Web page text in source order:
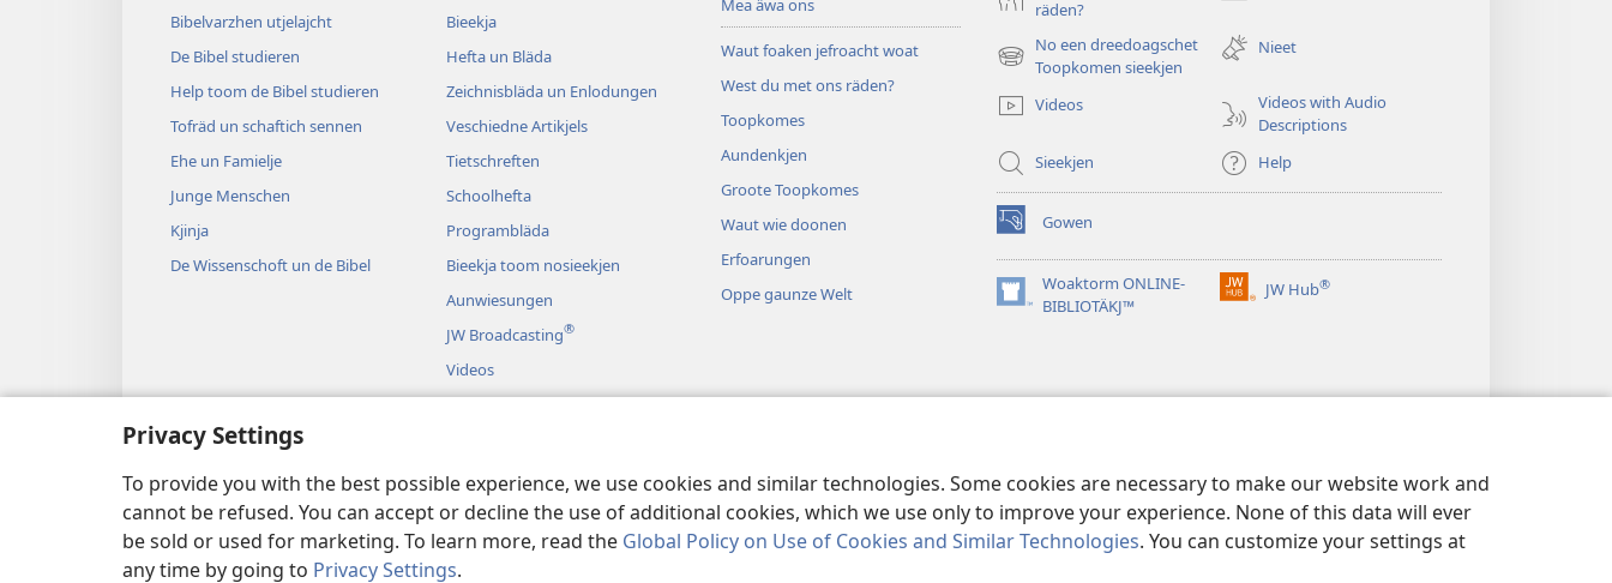
Privacy Settings
To provide you with the best possible experience, we use cookies and similar technologies. Some cookies are necessary to make our website work and
cannot be refused. You can accept or decline the use of additional cookies, which we use only to improve your experience. None of this data will ever
be sold or used for marketing. To learn more, read the Global Policy on Use of Cookies and Similar Technologies. You can customize your settings at
any time by going to Privacy Settings.
Bibelvarzhen utjelajcht
De Bibel studieren
Help toom de Bibel studieren
Tofräd un schaftich sennen
Ehe un Famielje
Junge Menschen
Kjinja
De Wissenschoft un de Bibel
Bieekja
Hefta un Bläda
Zeichnisbläda un Enlodungen
Veschiedne Artikjels
Tietschreften
Schoolhefta
Programbläda
Bieekja toom nosieekjen
Aunwiesungen
JW Broadcasting®
Videos
Leeda
Väajeläsde biblische Jeschichten
Waut foaken jefroacht woat
West du met ons räden?
Toopkomes
Aundenkjen
Groote Toopkomes
Waut wie doonen
Erfoarungen
Oppe gaunze Welt
räden?
window)
No een dreedoagschet
Toopkomen sieekjen
(opens
window)
Nieet
Videos
Videos with Audio
Descriptions
Sieekjen
Help
Gowen
(opens
new
window)Woaktorm ONLINE-
BIBLIOTÄKJ™
(opens
JW Hub®
(opens